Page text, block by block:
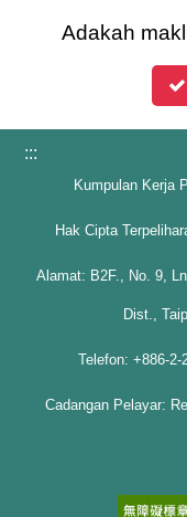
Adakah
:::
Kumpulan Kerja
Hak Cipta
Alamat: B2F., No. 9,
Dist.,
Telefon: +886-
Cadangan Pelayar: